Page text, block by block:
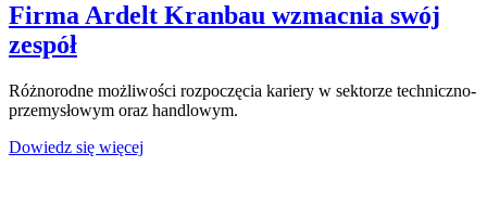
Firma Ardelt Kranbau wzmacnia swój
zespół
Różnorodne możliwości rozpoczęcia kariery w sektorze techniczno-
przemysłowym oraz handlowym.
Dowiedz się więcej